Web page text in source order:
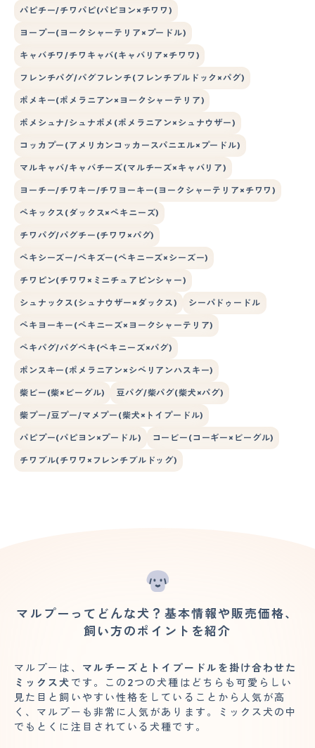
パピチー/チワパピ(パピヨン×チワワ)
ヨープー(ヨークシャーテリア×プードル)
キャバチワ/チワキャバ(キャバリア×チワワ)
フレンチパグ/パグフレンチ(フレンチブルドック×パグ)
ポメキー(ポメラニアン×ヨークシャーテリア)
ポメシュナ/シュナポメ(ポメラニアン×シュナウザー)
コッカプー(アメリカンコッカースパニエル×プードル)
マルキャバ/キャバチーズ(マルチーズ×キャバリア)
ヨーチー/チワキー/チワヨーキー(ヨークシャーテリア×チワワ)
ペキックス(ダックス×ペキニーズ)
チワパグ/パグチー(チワワ×パグ)
ペキシーズー/ペキズー(ペキニーズ×シーズー)
チワピン(チワワ×ミニチュアピンシャー)
シュナックス(シュナウザー×ダックス) シーパドゥードル
ペキヨーキー(ペキニーズ×ヨークシャーテリア)
ペキパグ/パグペキ(ペキニーズ×パグ)
ポンスキー(ポメラニアン×シベリアンハスキー)
柴ビー(柴×ビーグル) 豆パグ/柴パグ(柴犬×パグ)
柴プー/豆プー/マメプー(柴犬×トイプードル)
パピプー(パピヨン×プードル) コービー(コーギー×ビーグル)
チワブル(チワワ×フレンチブルドッグ)
マルプーってどんな犬？基本情報や販売価格、
飼い方のポイントを紹介
マルプーは、 マルチーズとトイプードルを掛け合わせた
ミックス犬 です。この2つの犬種はどちらも可愛らしい
見た目と飼いやすい性格をしていることから人気が高
く、マルプーも非常に人気があります。ミックス犬の中
でもとくに注目されている犬種です。